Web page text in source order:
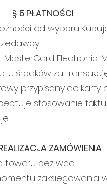
§ 5 PŁATNOŚCI
od wyboru
MasterCard Electronic,
środków za
przypisany do karty
stosowanie
ZAMÓWIENIA
towaru bez wad.
zaksięgowania